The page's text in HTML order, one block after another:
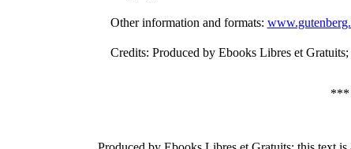
Other information and formats:
Credits: Produced by Ebooks Libres et
***